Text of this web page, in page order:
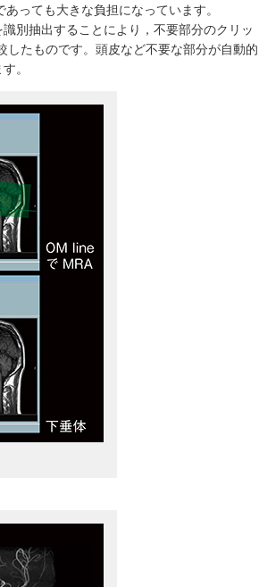
っても大きな負担になっています。
別抽出することにより，不要部分のクリッ
したものです。頭皮など不要な部分が自動的
。